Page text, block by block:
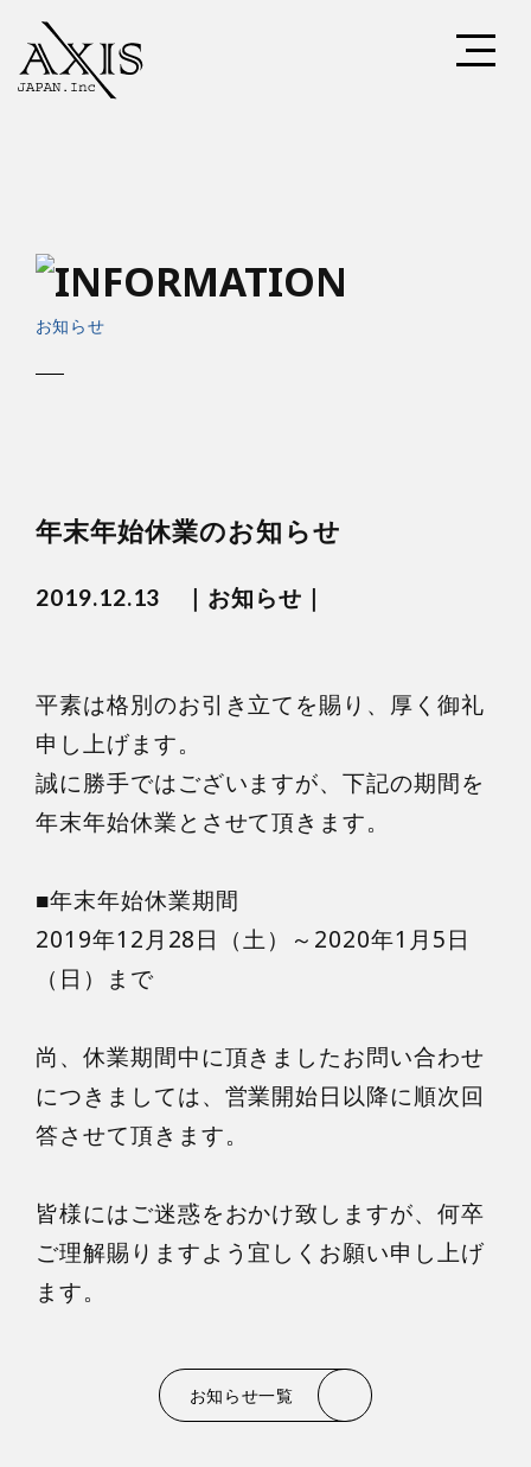
お知らせ
年末年始休業のお知らせ
2019.12.13 お知らせ
平素は格別のお引き立てを賜り、厚く御礼
申し上げます。
誠に勝手ではございますが、下記の期間を
年末年始休業とさせて頂きます。
■年末年始休業期間
2019年12月28日（土）～2020年1月5日
（日）まで
尚、休業期間中に頂きましたお問い合わせ
につきましては、営業開始日以降に順次回
答させて頂きます。
皆様にはご迷惑をおかけ致しますが、何卒
ご理解賜りますよう宜しくお願い申し上げ
ます。
お知らせ一覧